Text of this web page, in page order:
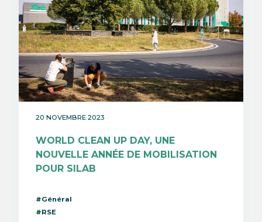
20 NOVEMBRE 2023
WORLD CLEAN UP DAY, UNE
NOUVELLE ANNÉE DE MOBILISATION
POUR SILAB
#Général
#RSE